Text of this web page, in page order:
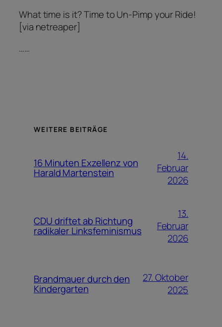
What time is it? Time to Un-Pimp your Ride!
[via netreaper]
……
WEITERE BEITRÄGE
16 Minuten Exzellenz von
Harald Martenstein
14.
Februar
2026
CDU driftet ab Richtung
radikaler Linksfeminismus
13.
Februar
2026
Brandmauer durch den
Kindergarten
27. Oktober
2025